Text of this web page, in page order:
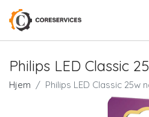
Philips LED Classic
Hjem Philips LED Classic 25w